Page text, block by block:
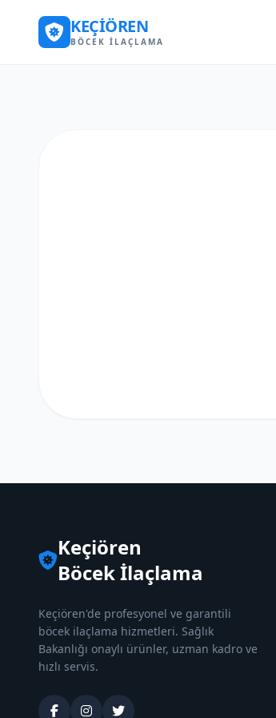
KEÇIÖREN
BÖCEK İLAÇLAMA
Keçiören
Böcek İlaçlama
Keçiören'de profesyonel ve garantili
böcek ilaçlama hizmetleri. Sağlık
Bakanlığı onaylı ürünler, uzman kadro ve
hızlı servis.